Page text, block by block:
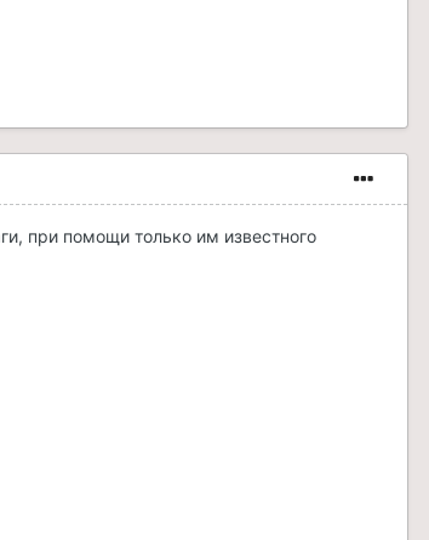
при помощи только им известного